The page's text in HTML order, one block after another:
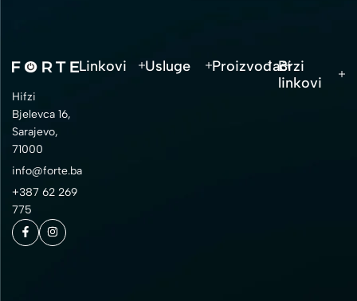
Hifzi
Bjelevca 16,
Sarajevo,
71000
info@forte.ba
+387 62 269
775
Linkovi Usluge ProizvođačiBrzi
linkovi